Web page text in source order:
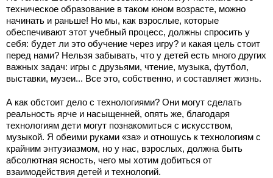
техническое образование в таком юном возрасте, можно
начинать и раньше! Но мы, как взрослые, которые
обеспечивают этот учебный процесс, должны спросить у
себя: будет ли это обучение через игру? и какая цель стоит
перед нами? Нельзя забывать, что у детей есть много других
важных задач: игры с друзьями, чтение, музыка, футбол,
выставки, музеи... Все это, собственно, и составляет жизнь.
А как обстоит дело с технологиями? Они могут сделать
реальность ярче и насыщенней, опять же, благодаря
технологиям дети могут познакомиться с искусством,
музыкой. Я обеими руками «за» и отношусь к технологиям с
крайним энтузиазмом, но у нас, взрослых, должна быть
абсолютная ясность, чего мы хотим добиться от
взаимодействия детей и технологий.